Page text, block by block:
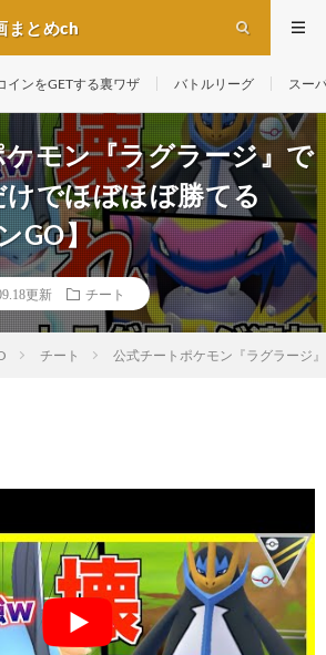
まとめch
インをGETする裏ワザ バトルリーグ スー
モン『ラグラージ』で
でほぼほぼ勝てる
GO】
更新 チート
チート 公式チートポケモン『ラグラージ